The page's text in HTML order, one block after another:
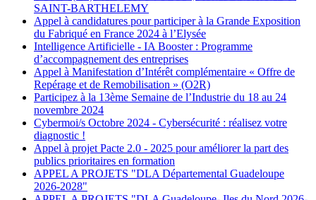
SAINT-BARTHELEMY
Appel à candidatures pour participer à la Grande Exposition
du Fabriqué en France 2024 à l’Elysée
Intelligence Artificielle - IA Booster : Programme
d’accompagnement des entreprises
Appel à Manifestation d’Intérêt complémentaire « Offre de
Repérage et de Remobilisation » (O2R)
Participez à la 13ème Semaine de l’Industrie du 18 au 24
novembre 2024
Cybermoi/s Octobre 2024 - Cybersécurité : réalisez votre
diagnostic !
Appel à projet Pacte 2.0 - 2025 pour améliorer la part des
publics prioritaires en formation
APPEL A PROJETS "DLA Départemental Guadeloupe
2026-2028"